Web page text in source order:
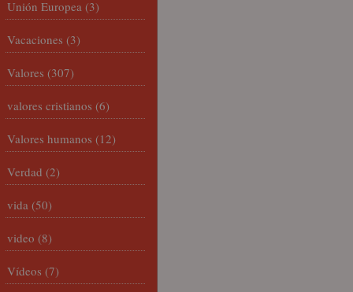
Unión Europea (3)
Vacaciones (3)
Valores (307)
valores cristianos (6)
Valores humanos (12)
Verdad (2)
vida (50)
video (8)
Vídeos (7)